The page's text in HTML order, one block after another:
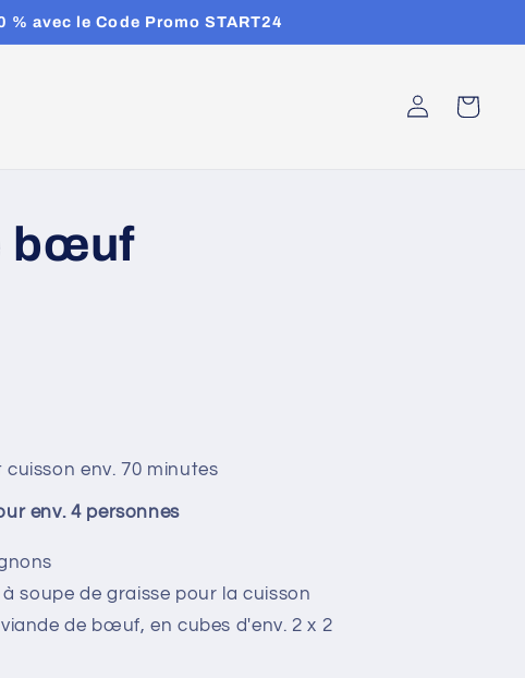
avec le Code Promo START24
ConnexionPanier
bœuf
env. 70 minutes
env. 4 personnes
à soupe de graisse pour la cuisson
de bœuf, en cubes d'env. 2 x 2